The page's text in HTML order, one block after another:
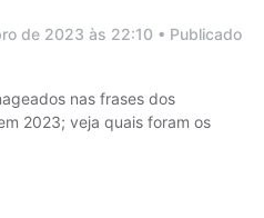
de 2023 às 22:10 • Publicado
nas frases dos
2023; veja quais foram os